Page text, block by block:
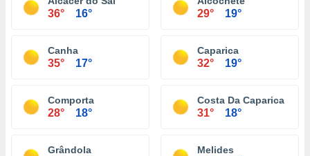
36° 16° 29° 19°
Canha
35° 17°
Caparica
32° 19°
Comporta
28° 18°
Costa Da Caparica
31° 18°
Grândola Melides